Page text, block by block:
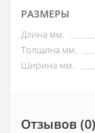
РАЗМЕРЫ
Длина мм.
Толщина мм.
Ширина мм.
Отзывов (0)